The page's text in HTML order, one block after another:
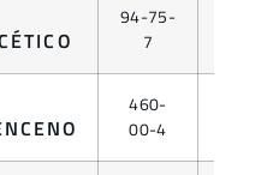
94-75-
7
460-
00-4